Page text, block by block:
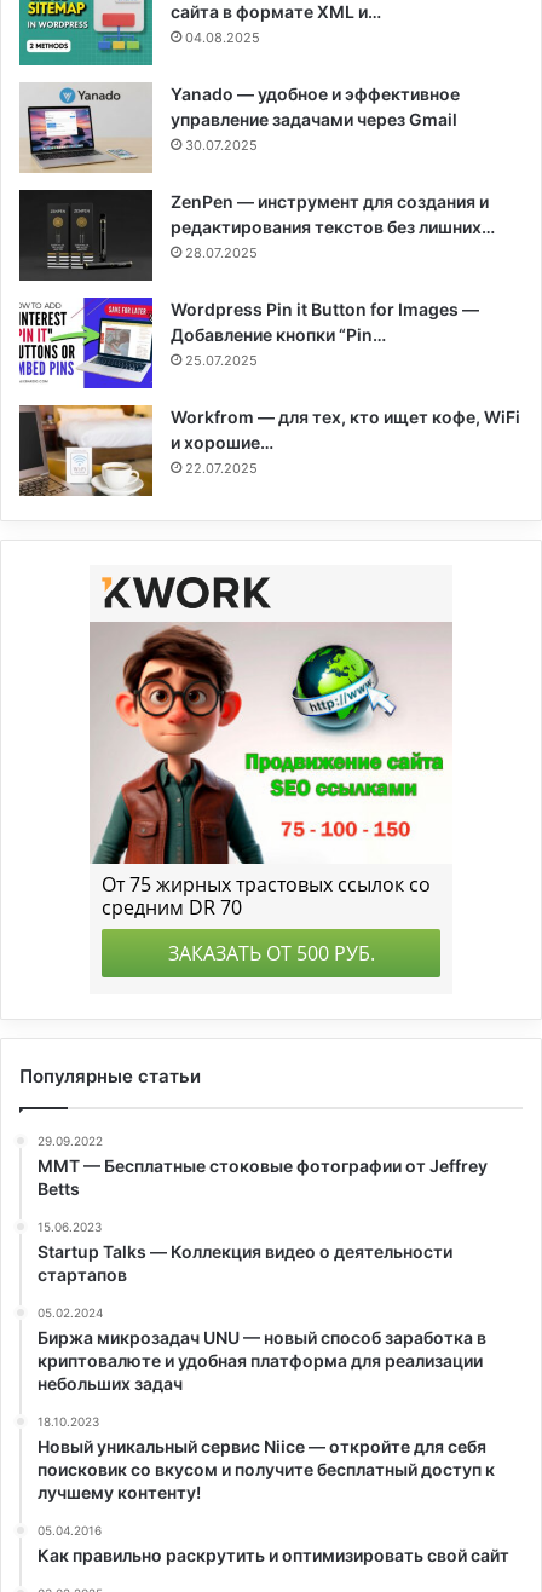
сайта в формате XML и…
04.08.2025
Yanado — удобное и эффективное
управление задачами через Gmail
30.07.2025
ZenPen — инструмент для создания и
редактирования текстов без лишних…
28.07.2025
Wordpress Pin it Button for Images —
Добавление кнопки “Pin…
25.07.2025
Workfrom — для тех, кто ищет кофе, WiFi
и хорошие…
22.07.2025
Популярные статьи
29.09.2022
MMT — Бесплатные стоковые фотографии от Jeffrey
Betts
15.06.2023
Startup Talks — Коллекция видео о деятельности
стартапов
05.02.2024
Биржа микрозадач UNU — новый способ заработка в
криптовалюте и удобная платформа для реализации
небольших задач
18.10.2023
Новый уникальный сервис Niice — откройте для себя
поисковик со вкусом и получите бесплатный доступ к
лучшему контенту!
05.04.2016
Как правильно раскрутить и оптимизировать свой сайт